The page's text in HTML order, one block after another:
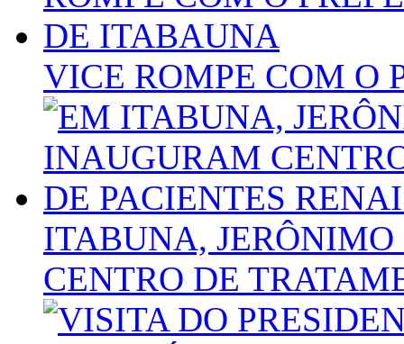
VICE ROMPE COM O
ITABUNA,
CENTRO DE